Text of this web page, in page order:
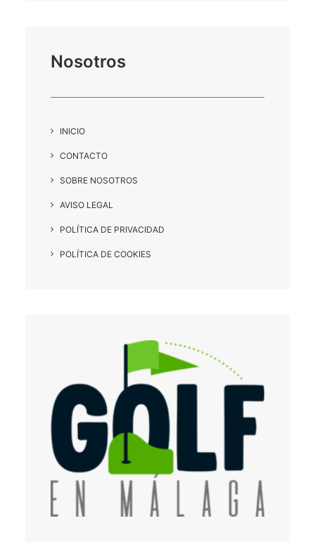
Nosotros
INICIO
CONTACTO
SOBRE NOSOTROS
AVISO LEGAL
POLÍTICA DE PRIVACIDAD
POLÍTICA DE COOKIES